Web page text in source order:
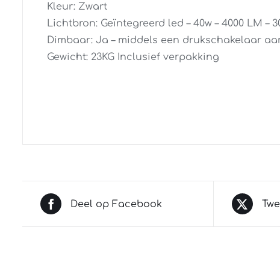
Kleur: Zwart
Lichtbron: Geïntegreerd led – 40w – 4000 LM –
Dimbaar: Ja – middels een drukschakelaar
Gewicht: 23KG Inclusief verpakking
Deel op Facebook